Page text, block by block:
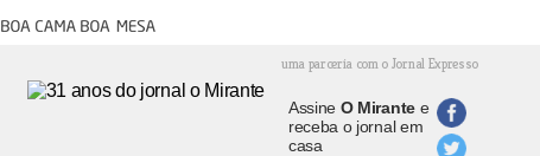
Boa cama boa mesa
uma parceria com o Jornal Expresso
Assine O Mirantee
receba o jornal em
casa